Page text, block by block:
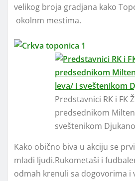
velikog broja gradjana kako
okolnm mestima.
Predstavnici RK i FK
predsednikom
sveštenikom
Kako obično biva u akciju se
mladi ljudi.Rukometaši i
odmah krenuli sa dogovorima i